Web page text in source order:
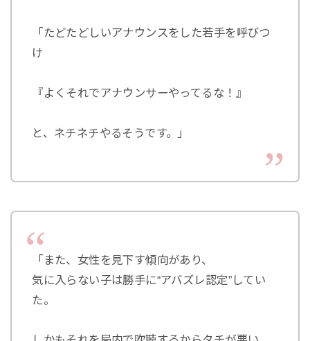
「たどたどしいアナウンスをした若手を呼びつ
け
『よくそれでアナウンサーやってるな！』
と、ネチネチやるそうです。」
「また、女性を見下す傾向があり、
気に入らない子は勝手に“アバズレ認定”してい
た。